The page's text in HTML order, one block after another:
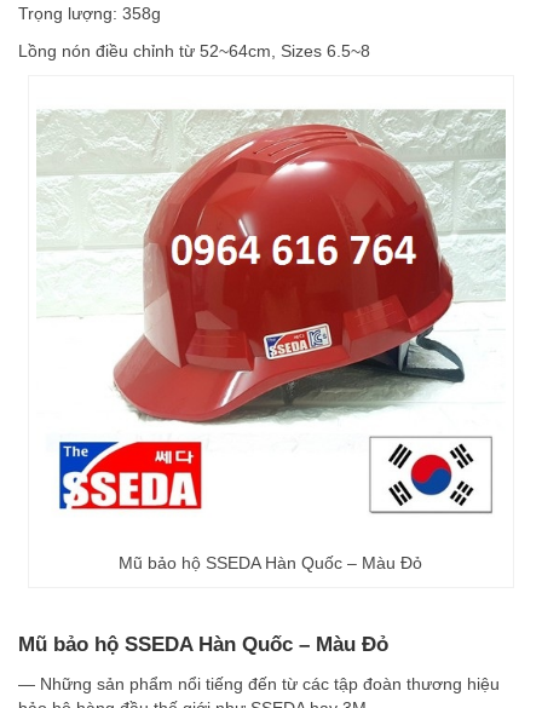
Trọng lượng: 358g
Lồng nón điều chỉnh từ 52~64cm, Sizes 6.5~8
Mũ bảo hộ SSEDA Hàn Quốc – Màu Đỏ
Mũ bảo hộ SSEDA Hàn Quốc – Màu Đỏ
— Những sản phẩm nổi tiếng đến từ các tập đoàn thương hiệu